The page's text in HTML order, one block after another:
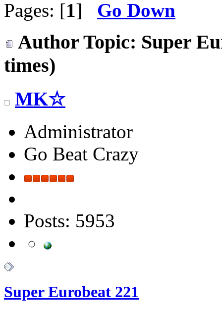
Pages: [1] Go Down
Author Topic: Super
times)
MK☆
Administrator
Go Beat Crazy
Posts: 5953
Super Eurobeat 221